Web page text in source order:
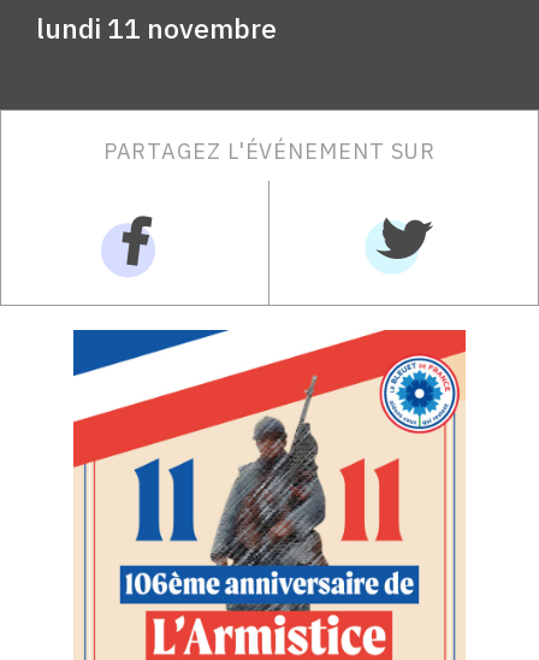
lundi 11 novembre
PARTAGEZ L'ÉVÉNEMENT SUR